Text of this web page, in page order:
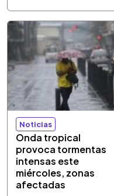
Noticias
Onda tropical
provoca tormentas
intensas este
miércoles, zonas
afectadas